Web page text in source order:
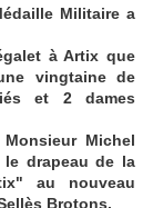
Militaire a
à Artix que
vingtaine de
et 2 dames
Michel
le drapeau de la
au nouveau
Brotons.